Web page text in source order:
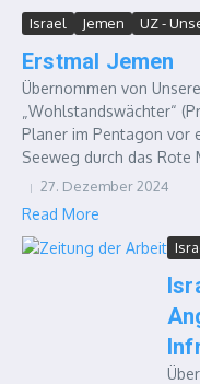
Israel Jemen UZ -
Erstmal Jemen
Übernommen von
„Wohlstandswächter“
Planer im Pentagon vor
Seeweg durch das Rote
27. Dezember 2024
Read More